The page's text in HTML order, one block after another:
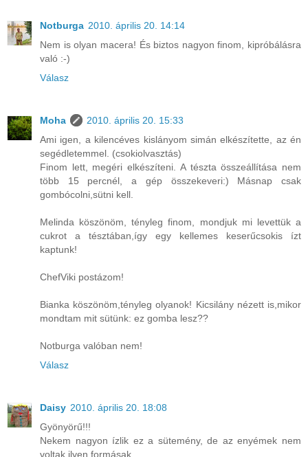
Notburga 2010. április 20. 14:14
Nem is olyan macera! És biztos nagyon finom, kipróbálásra
való :-)
Válasz
Moha
2010. április 20. 15:33
Ami igen, a kilencéves kislányom simán elkészítette, az én
segédletemmel. (csokiolvasztás)
Finom lett, megéri elkészíteni. A tészta összeállítása nem
több 15 percnél, a gép összekeveri:) Másnap csak
gombócolni,sütni kell.
Melinda köszönöm, tényleg finom, mondjuk mi levettük a
cukrot a tésztában,így egy kellemes keserűcsokis ízt
kaptunk!
ChefViki postázom!
Bianka köszönöm,tényleg olyanok! Kicsilány nézett is,mikor
mondtam mit sütünk: ez gomba lesz??
Notburga valóban nem!
Válasz
Daisy 2010. április 20. 18:08
Gyönyörű!!!
Nekem nagyon ízlik ez a sütemény, de az enyémek nem
voltak ilyen formásak.